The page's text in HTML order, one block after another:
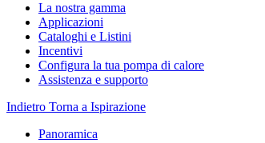
La nostra gamma
Applicazioni
Cataloghi e Listini
Incentivi
Configura la tua pompa di calore
Assistenza e supporto
Indietro Torna a Ispirazione
Panoramica